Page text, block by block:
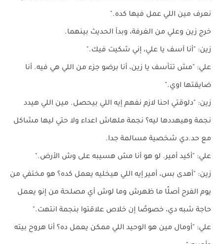
نعرف مين اللي عمل فيها كده."
خرج زين وعلي من الغرفة، وبدأ الحديث بينهما.
زين: "أنا آسف يا علي، إني شكيت فيك."
علي: "مش تتأسف يا زين، أنا برضو جزء من اللي هي فيه. أنا
ضايقتها اوي."
زين: "دلوقتي احنا لازم نفهم إيه اللي بيحصل. مين اللي هيدد
نجمة وهيهددها ليه؟ نجمة ملهاش اعداء ولا حتي ليها مشاكل
مع حد.دي شخصية مسالمة جدا.
علي: "أكيد أمير. لو هو أنا مش هسيبه على وش الأرض."
زين: "أهدى بس، أمير إيه اللي هيخليه يعمل كده؟ هو مختفي من
يوم الفرح أصلًا ما ظهرش وما لوش أي مصلحة من إنو يعمل
حاجة شبه دي، خصوصًا إن خلاص علاقتوا بنجمة انتهت."
علي: "أومال مين هو الوحيد اللي ممكن يعمل ده؟ أنا هروح بيته